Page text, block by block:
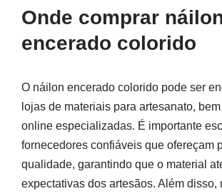
Onde comprar
encerado colorido
O náilon encerado colorido pode ser
lojas de materiais para artesanato,
online especializadas. É importante
fornecedores confiáveis que ofereçam
qualidade, garantindo que o material
expectativas dos artesãos. Além disso,